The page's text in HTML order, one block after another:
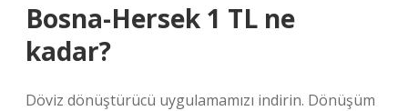
Bosna-Hersek 1 TL ne
kadar?
Döviz dönüştürücü uygulamamızı indirin. Dönüşüm